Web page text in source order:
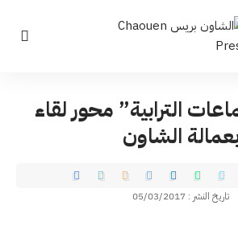
الترابية” محور لقاء
الشاون
تاريخ النشر : 05/03/2017